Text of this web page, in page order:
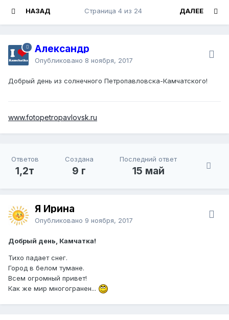
НАЗАД ДАЛЕЕ
Страница 4 из 24
Александр
Опубликовано 8 ноября, 2017
Добрый день из солнечного Петропавловска-Камчатского!
www.fotopetropavlovsk.ru
Ответов
1,2т
Создана
9 г
Последний ответ
15 май
Я Ирина
Опубликовано 9 ноября, 2017
Добрый день, Камчатка!
Тихо падает снег.
Город в белом тумане.
Всем огромный привет!
Как же мир многогранен...